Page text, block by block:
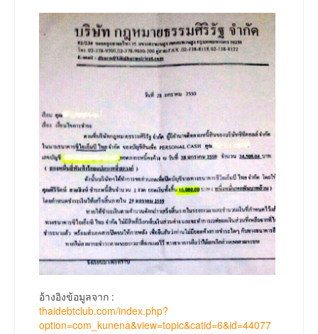
อ้างอิงข้อมูลจาก :
thaidebtclub.com/index.php?
option=com_kunena&view=topic&catid=6&id=44077